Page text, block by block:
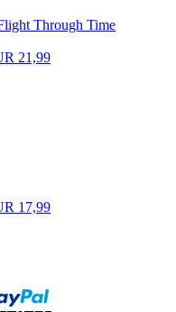
Through Time
21,99
17,99